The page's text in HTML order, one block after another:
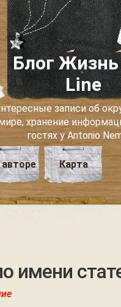
Блог Жизнь
Line
записи об
хранение
гостях у Antonio
Карта
имени